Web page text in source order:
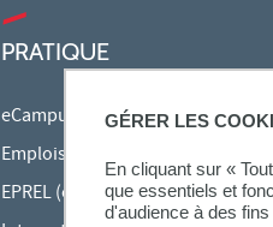
GÉRER LES
En cliquant sur «
que essentiels et
d'audience à des
PRATIQUE
eCampus
Emplois du temps en ligne
EPREL (cours en ligne)